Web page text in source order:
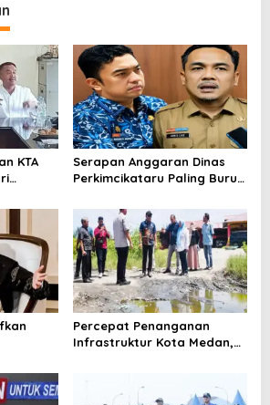
KTA
Serapan Anggaran Dinas
Perkimcikataru Paling Buruk,
Dievaluasi
Percepat Penanganan
Infrastruktur Kota Medan,